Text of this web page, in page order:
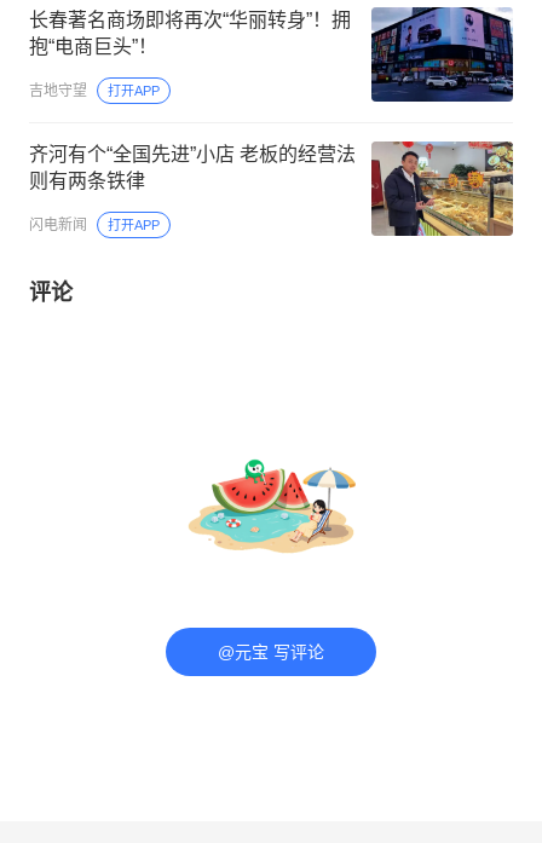
长春著名商场即将再次“华丽转身”！拥
抱“电商巨头”！
吉地守望 打开APP
齐河有个“全国先进”小店 老板的经营法
则有两条铁律
闪电新闻 打开APP
评论
@元宝 写评论